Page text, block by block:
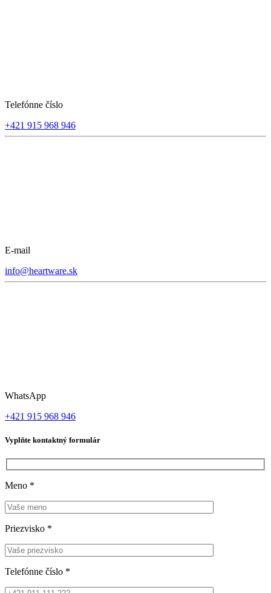
Telefónne číslo
+421 915 968 946
E-mail
info@heartware.sk
WhatsApp
+421 915 968 946
Vyplňte kontaktný formulár
Meno *
Priezvisko *
Telefónne číslo *